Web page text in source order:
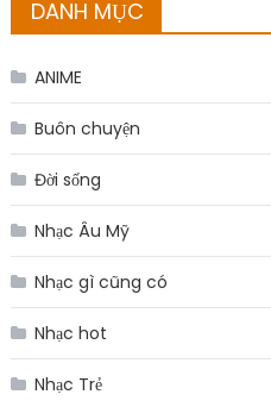
DANH MỤC
ANIME
Buôn chuyện
Đời sống
Nhạc Âu Mỹ
Nhạc gì cũng có
Nhạc hot
Nhạc Trẻ